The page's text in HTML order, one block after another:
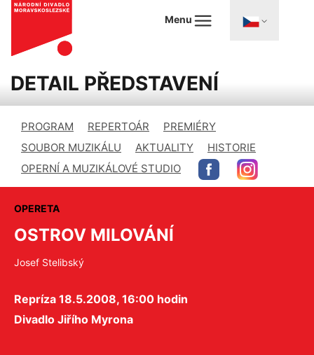
Menu
DETAIL PŘEDSTAVENÍ
PROGRAM REPERTOÁR
PREMIÉRY
SOUBOR MUZIKÁLU
AKTUALITY
HISTORIE
OPERNÍ A MUZIKÁLOVÉ STUDIO
OPERETA
OSTROV MILOVÁNÍ
Josef Stelibský
Repríza 18.5.2008, 16:00 hodin
Divadlo Jiřího Myrona